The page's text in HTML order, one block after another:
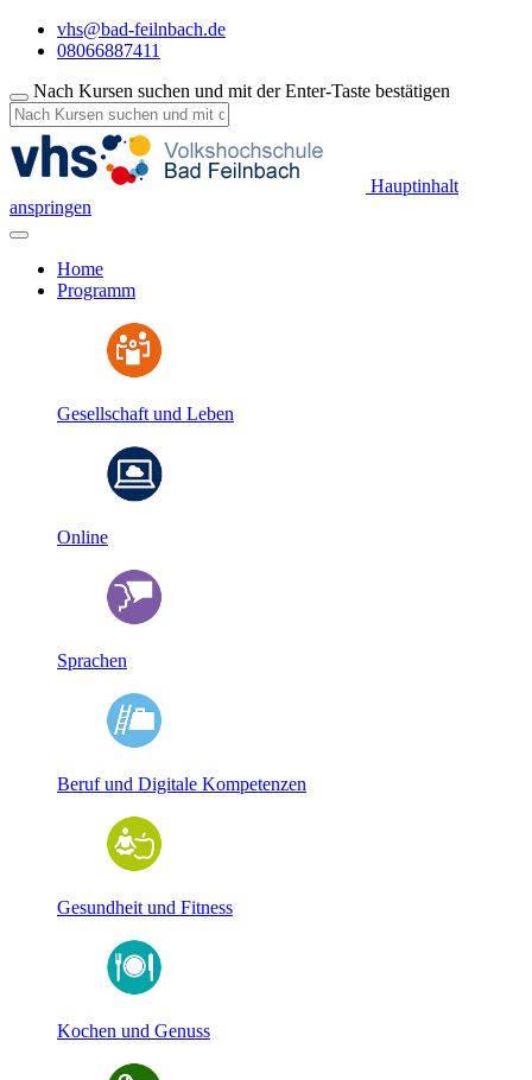
vhs@bad-feilnbach.de
08066887411
Nach Kursen suchen und mit der Enter-Taste bestätigen
Hauptinhalt
anspringen
Home
Programm
Gesellschaft und Leben
Online
Sprachen
Beruf und Digitale Kompetenzen
Gesundheit und Fitness
Kochen und Genuss